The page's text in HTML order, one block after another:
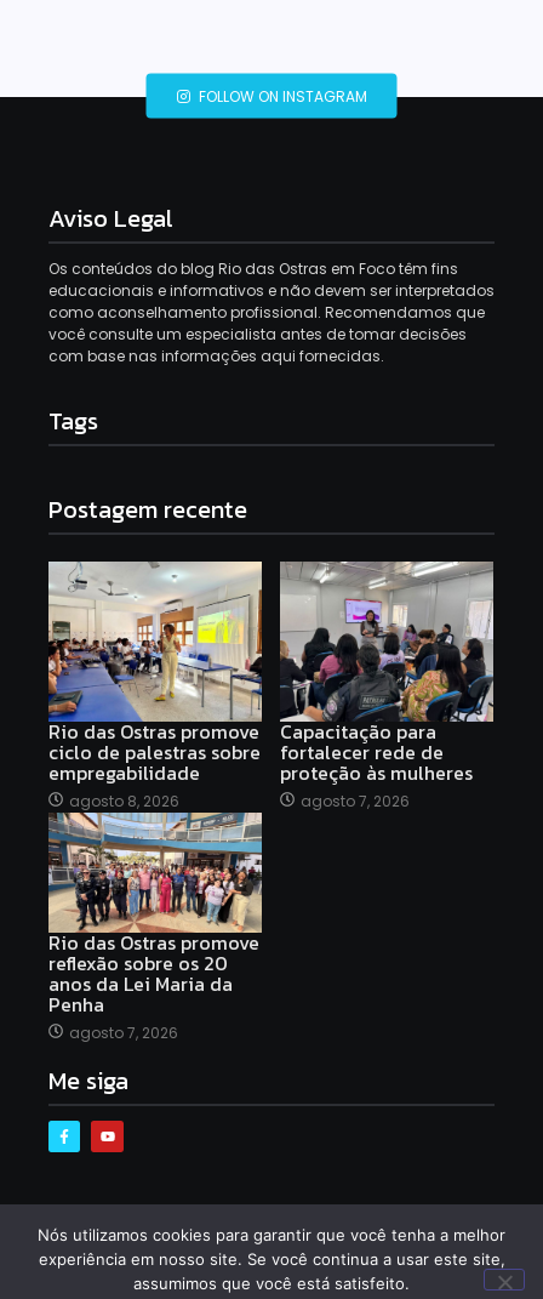
FOLLOW ON INSTAGRAM
Aviso Legal
Os conteúdos do blog Rio das Ostras em Foco têm fins
educacionais e informativos e não devem ser interpretados
como aconselhamento profissional. Recomendamos que
você consulte um especialista antes de tomar decisões
com base nas informações aqui fornecidas.
Tags
Postagem recente
Rio das Ostras promove
ciclo de palestras sobre
empregabilidade
agosto 8, 2026
Capacitação para
fortalecer rede de
proteção às mulheres
agosto 7, 2026
Rio das Ostras promove
reflexão sobre os 20
anos da Lei Maria da
Penha
agosto 7, 2026
Me siga
© 2025 Created withRoyal Elementor Addons
Nós utilizamos cookies para garantir que você tenha a melhor
experiência em nosso site. Se você continua a usar este site,
assumimos que você está satisfeito.